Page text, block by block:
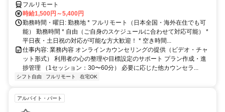
フルリモート
時給1,500円～5,400円
勤務時間・曜日: 勤務地 * フルリモート（日本全国・海外在住でも可
能） 勤務時間 * 自由（ご自身のスケジュールに合わせて対応可能） *
平日夜・土日祝の対応が可能な方大歓迎！ * 空き時間...
仕事内容: 業務内容 オンラインカウンセリングの提供（ビデオ・チャ
ット形式） 利用者の心の整理や目標設定のサポート プラン作成・進
捗管理 （1セッション：30〜60分） 必要に応じた他カウンセラ...
シフト自由 フルリモート 在宅OK
アルバイト・パート